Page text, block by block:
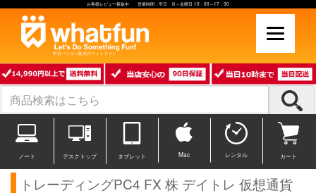
お客様レビュー募集中 営業時間：平日 月～金曜日 10：00～17：30
中古パソコン販売のワットファン
ノート デスクトップ タブレット Mac レンタル カート
トレーディングPC4 FX 株 デイトレ 仮想通貨